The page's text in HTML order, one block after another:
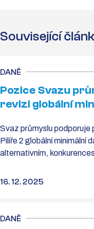
Související
DANĚ
Pozice Svazu
revizi globální
Svaz průmyslu podporuje
Pilíře 2 globální minimální
alternativním,
16. 12. 2025
DANĚ